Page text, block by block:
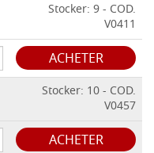
Stocker: 9 - COD.
V0411
ACHETER
Stocker: 10 - COD.
V0457
ACHETER